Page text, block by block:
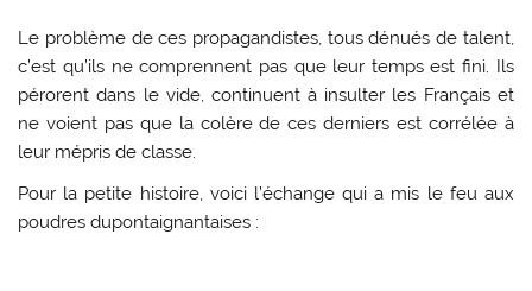
Le problème de ces propagandistes, tous dénués de talent,
c’est qu’ils ne comprennent pas que leur temps est fini. Ils
pérorent dans le vide, continuent à insulter les Français et
ne voient pas que la colère de ces derniers est corrélée à
leur mépris de classe.
Pour la petite histoire, voici l’échange qui a mis le feu aux
poudres dupontaignantaises :